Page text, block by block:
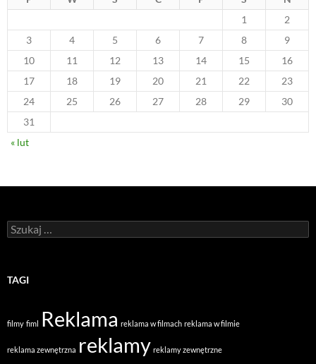
1
2
3
4 5 6 7 8
9
10
11 12 13 14 15
16
17
18 19 20 21 22
23
24
25 26 27 28 29
30
31
« lut
Szukaj:
TAGI
filmy fiml Reklama reklama w filmach reklama w filmie
reklama zewnętrzna reklamy reklamy zewnętrzne